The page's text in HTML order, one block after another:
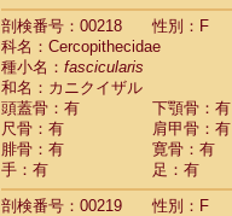
剖検番号：00218
性別：F
科名：Cercopithecidae
種小名： fascicularis
和名：カニクイザル
頭蓋骨：有
下顎骨：有
尺骨：有
肩甲骨：有
腓骨：有
寛骨：有
手：有
足：有
剖検番号：00219
性別：F